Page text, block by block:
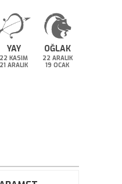
YAY
22 KASIM
21 ARALIK
OĞLAK
22 ARALIK
19 OCAK